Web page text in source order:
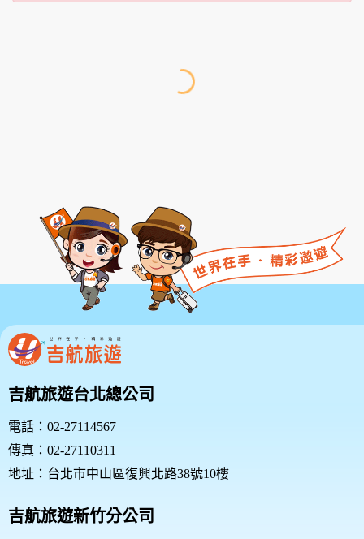
吉航旅遊台北總公司
電話：02-27114567
傳真：02-27110311
地址：台北市中山區復興北路38號10樓
吉航旅遊新竹分公司